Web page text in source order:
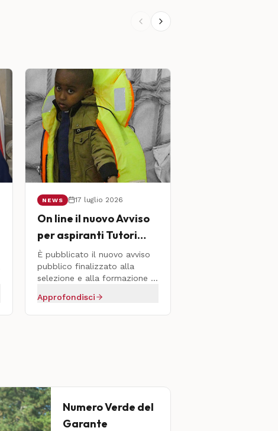
NEWS 17 luglio 2026
On line il nuovo Avviso
per aspiranti Tutori
Volontari
È pubblicato il nuovo avviso
pubblico finalizzato alla
selezione e alla formazione di
svolgere il ruolo di Tutore
Volontario di MSNA.
Approfondisci
Numero Verde del
Garante